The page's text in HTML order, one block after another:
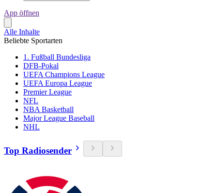
App öffnen
Alle Inhalte
Beliebte Sportarten
1. Fußball Bundesliga
DFB-Pokal
UEFA Champions League
UEFA Europa League
Premier League
NFL
NBA Basketball
Major League Baseball
NHL
Top Radiosender